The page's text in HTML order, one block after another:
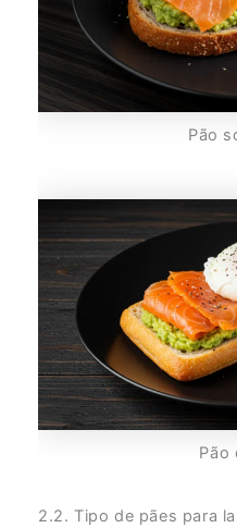
Pão
Pão
2.2. Tipo de pães para